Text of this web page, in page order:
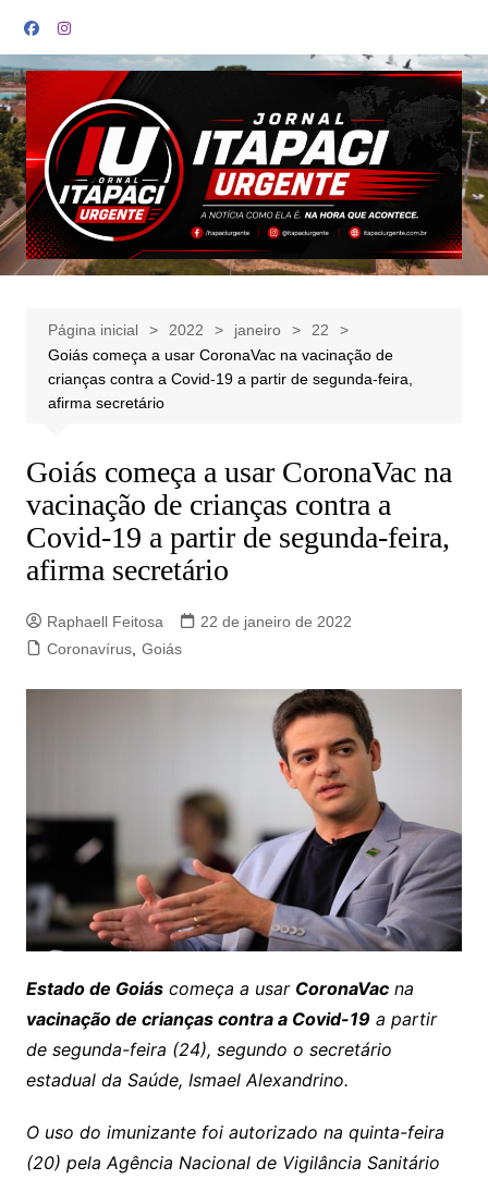
para
o
conteúdo
Página inicial 2022 janeiro
22
Goiás começa a usar CoronaVac na vacinação de
crianças contra a Covid-19 a partir de segunda-feira,
afirma secretário
Goiás começa a usar CoronaVac na
vacinação de crianças contra a
Covid-19 a partir de segunda-feira,
afirma secretário
Raphaell Feitosa
22 de janeiro de 2022
Coronavírus, Goiás
Estado de Goiáscomeça a usar CoronaVacna
vacinação de crianças contra a Covid-19 a partir
de segunda-feira (24), segundo o secretário
estadual da Saúde, Ismael Alexandrino.
O uso do imunizante foi autorizado na quinta-feira
(20) pela Agência Nacional de Vigilância Sanitário